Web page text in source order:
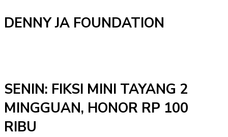
DENNY JA FOUNDATION
SENIN: FIKSI MINI TAYANG 2
MINGGUAN, HONOR RP 100
RIBU